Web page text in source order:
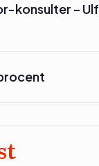
konsulter – Ulf